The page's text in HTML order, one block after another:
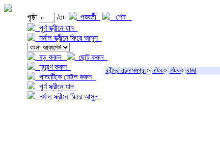
পৃষ্ঠা /৫৮ পরবর্তী
শেষ
পূর্ণ স্ক্রীনে যান
নর্মাল স্ক্রীনে ফিরে আসুন
বড় করুন
ছোট করুন
মুদ্রণ করুন
পাতাটিকে মেইল করুন
পূর্ণ স্ক্রীনে যান
নর্মাল স্ক্রীনে ফিরে আসুন
রবীন্দ্র-রচনাসমগ্র > নাটক> নাটক> রাজা